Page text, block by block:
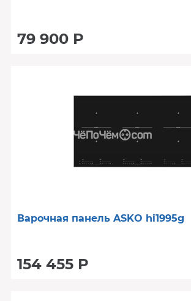
79 900 Р
Варочная панель ASKO hi1995g
154 455 Р